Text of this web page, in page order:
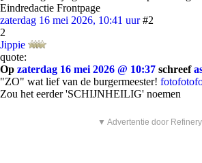
Eindredactie Frontpage
zaterdag 16 mei 2026, 10:41 uur #2
2
Jippie
quote:
Op zaterdag 16 mei 2026 @ 10:37 schreef
"ZO" wat lief van de burgermeester! fotofoto
Zou het eerder 'SCHIJNHEILIG' noemen
▼ Advertentie door